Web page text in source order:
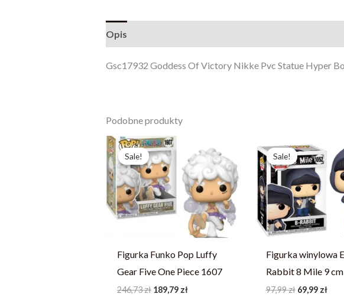
Opis
Gsc17932 Goddess Of Victory Nikke Pvc Statue Hyper
Podobne produkty
Sale!
Sale!
Figurka Funko Pop Luffy
Gear Five One Piece 1607
246,73zł
Pierwotna
cena
wynosiła:
246,73 zł.
189,79 zł
cena
wynosi:
189,79 zł.
Sale!
Sale!
Figurka winylowa
Rabbit 8 Mile 9 cm
97,99zł
cena
wynosiła:
97,99 zł.
69,99 zł